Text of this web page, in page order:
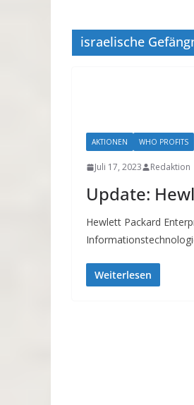
israelische
AKTIONEN WHO PROFITS
Juli 17, 2023 Redaktion
Update:
Hewlett Packard
Weiterlesen